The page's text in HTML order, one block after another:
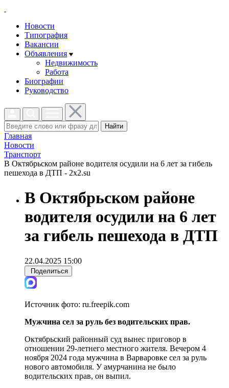
Новости
Типография
Вакансии
Объявления
Недвижимость
Работа
Биографии
Руководство
Найти
Главная
Новости
Транспорт
В Октябрьском районе водителя осудили на 6 лет за гибель
пешехода в ДТП - 2x2.su
В Октябрьском районе
водителя осудили на 6 лет
за гибель пешехода в ДТП
22.04.2025 15:00
Поделиться
Источник фото: ru.freepik.com
Мужчина сел за руль без водительских прав.
Октябрьский районный суд вынес приговор в
отношении 29-летнего местного жителя. Вечером 4
ноября 2024 года мужчина в Варваровке сел за руль
нового автомобиля. У амурчанина не было
водительских прав, он выпил.